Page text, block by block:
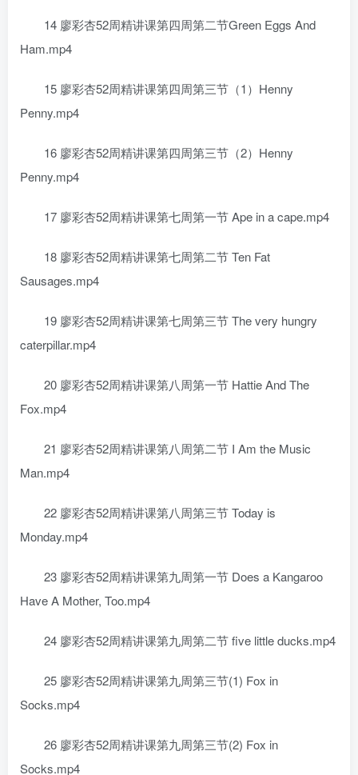
14 廖彩杏52周精讲课第四周第二节Green Eggs And
Ham.mp4
15 廖彩杏52周精讲课第四周第三节（1）Henny
Penny.mp4
16 廖彩杏52周精讲课第四周第三节（2）Henny
Penny.mp4
17 廖彩杏52周精讲课第七周第一节 Ape in a cape.mp4
18 廖彩杏52周精讲课第七周第二节 Ten Fat
Sausages.mp4
19 廖彩杏52周精讲课第七周第三节 The very hungry
caterpillar.mp4
20 廖彩杏52周精讲课第八周第一节 Hattie And The
Fox.mp4
21 廖彩杏52周精讲课第八周第二节 I Am the Music
Man.mp4
22 廖彩杏52周精讲课第八周第三节 Today is
Monday.mp4
23 廖彩杏52周精讲课第九周第一节 Does a Kangaroo
Have A Mother, Too.mp4
24 廖彩杏52周精讲课第九周第二节 five little ducks.mp4
25 廖彩杏52周精讲课第九周第三节(1) Fox in
Socks.mp4
26 廖彩杏52周精讲课第九周第三节(2) Fox in
Socks.mp4